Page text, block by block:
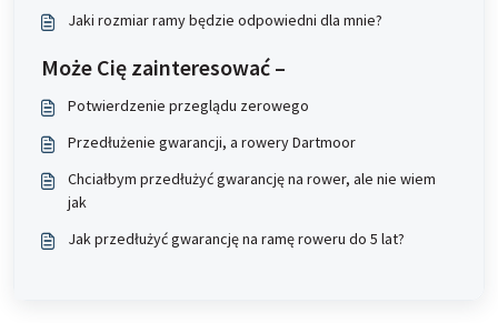
Jaki rozmiar ramy będzie odpowiedni dla mnie?
Może Cię zainteresować –
Potwierdzenie przeglądu zerowego
Przedłużenie gwarancji, a rowery Dartmoor
Chciałbym przedłużyć gwarancję na rower, ale nie wiem
jak
Jak przedłużyć gwarancję na ramę roweru do 5 lat?